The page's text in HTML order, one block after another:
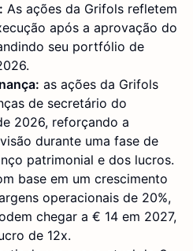
As ações da Grifols refletem
após a aprovação do
seu portfólio de
as ações da Grifols
de secretário do
2026, reforçando a
durante uma fase de
patrimonial e dos lucros.
base em um crescimento
operacionais de 20%,
chegar a € 14 em 2027,
de 12x.